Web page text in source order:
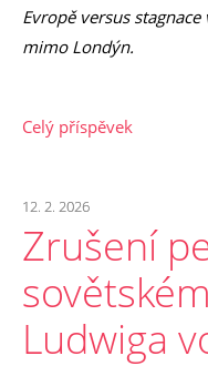
Evropě versus
mimo Londýn.
Celý příspěvek
12. 2. 2026
Zrušení
Ludwiga